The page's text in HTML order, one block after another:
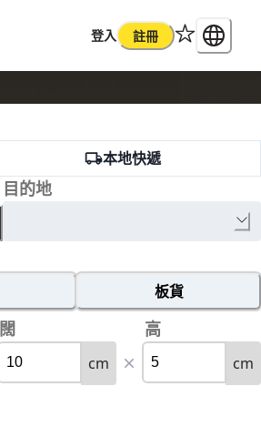
登入 註冊
本地快遞
目的地
板貨
闊 高
cm cm